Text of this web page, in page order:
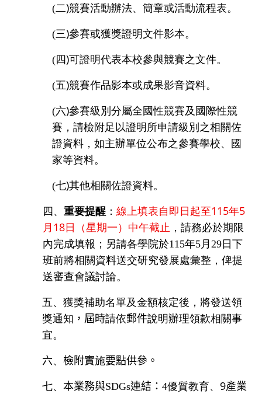
(二)競賽活動辦法、簡章或活動流程表。
(三)參賽或獲獎證明文件影本。
(四)可證明代表本校參與競賽之文件。
(五)競賽作品影本或成果影音資料。
(六)參賽級別分屬全國性競賽及國際性競
賽，請檢附足以證明所申請級別之相關佐
證資料，如主辦單位公布之參賽學校、國
家等資料。
(七)其他相關佐證資料。
四、重要提醒 ：線上填表自即日起至115年5
月 18日（星期一）中午截止 ，請務必於期限
內完成填報；另請各學院於115年5月29 日下
班前將相關資料送交研究發展處彙整，俾提
送審查會議討論。
五、獲獎補助名單及金額核定後，將發送領
獎通知 ，屆時請依郵件說明辦理領款相關事
宜。
六、檢附實施要點供參。
七、本業務與SDGs連結：4優質教育、 9產業